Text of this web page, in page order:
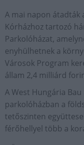
A mai napon átadták
Kórházhoz tartozó
Parkolóházat,
enyhülhetnek a
Városok Program
állam 2,4 milliárd
A West Hungária
parkolóházban a
tetőszinten
férőhellyel több a